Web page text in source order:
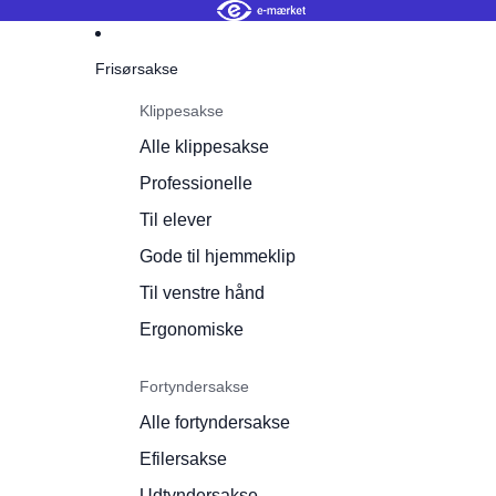
Frisørsakse
Klippesakse
Alle klippesakse
Professionelle
Til elever
Gode til hjemmeklip
Til venstre hånd
Ergonomiske
Fortyndersakse
Alle fortyndersakse
Efilersakse